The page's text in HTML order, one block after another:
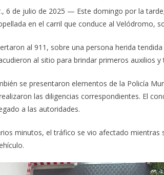
6 de julio de 2025 — Este domingo por la
en el carril que conduce al Velódromo,
al 911, sobre una persona herida
al sitio para brindar primeros auxilios
se presentaron elementos de la Policía
las diligencias correspondientes. El
a las autoridades.
minutos, el tráfico se vio afectado mientras